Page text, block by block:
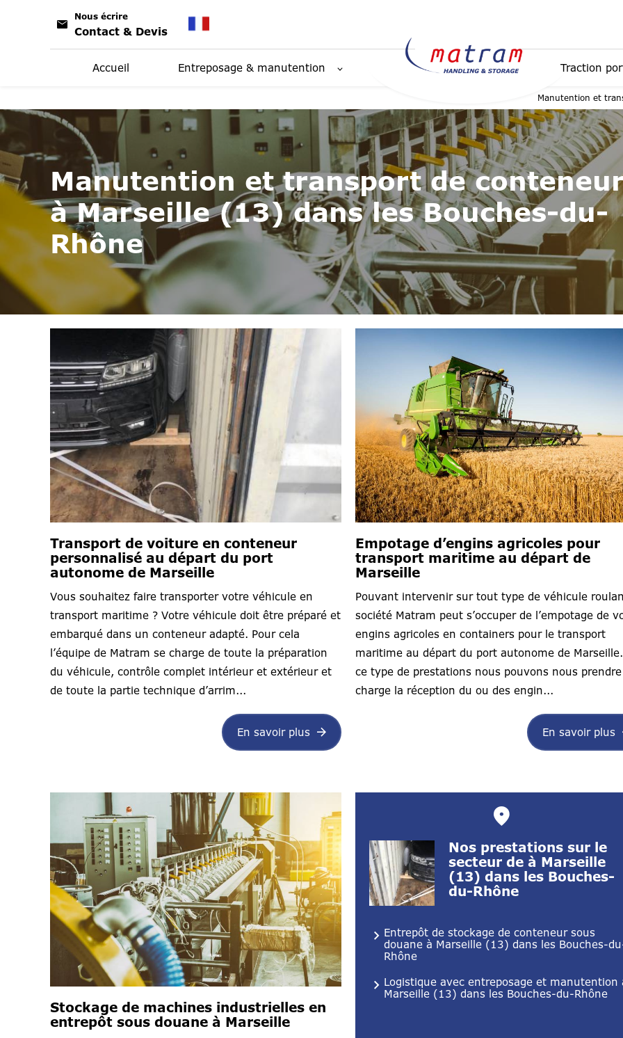
Nous écrire
Contact & Devis
Accueil Entreposage & manutention Traction
Manutention et
Manutention et transport de
à Marseille (13) dans les Bouches-du-
Rhône
Transport de voiture en conteneur
personnalisé au départ du port
autonome de Marseille
Vous souhaitez faire transporter votre véhicule en
transport maritime ? Votre véhicule doit être préparé et
embarqué dans un conteneur adapté. Pour cela
l’équipe de Matram se charge de toute la préparation
du véhicule, contrôle complet intérieur et extérieur et
de toute la partie technique d’arrim...
En savoir plus
Empotage d’engins agricoles pour
transport maritime au départ de
Marseille
Pouvant intervenir sur tout type de véhicule
société Matram peut s’occuper de l’empotage de
engins agricoles en containers pour le transport
maritime au départ du port autonome de
ce type de prestations nous pouvons nous
charge la réception du ou des engin...
En savoir plus
Stockage de machines industrielles en
entrepôt sous douane à Marseille
Nos prestations sur le
secteur de à Marseille
(13) dans les Bouches-
du-Rhône
Entrepôt de stockage de conteneur sous
douane à Marseille (13) dans les Bouches-
Rhône
Logistique avec entreposage et manutention
Marseille (13) dans les Bouches-du-Rhône